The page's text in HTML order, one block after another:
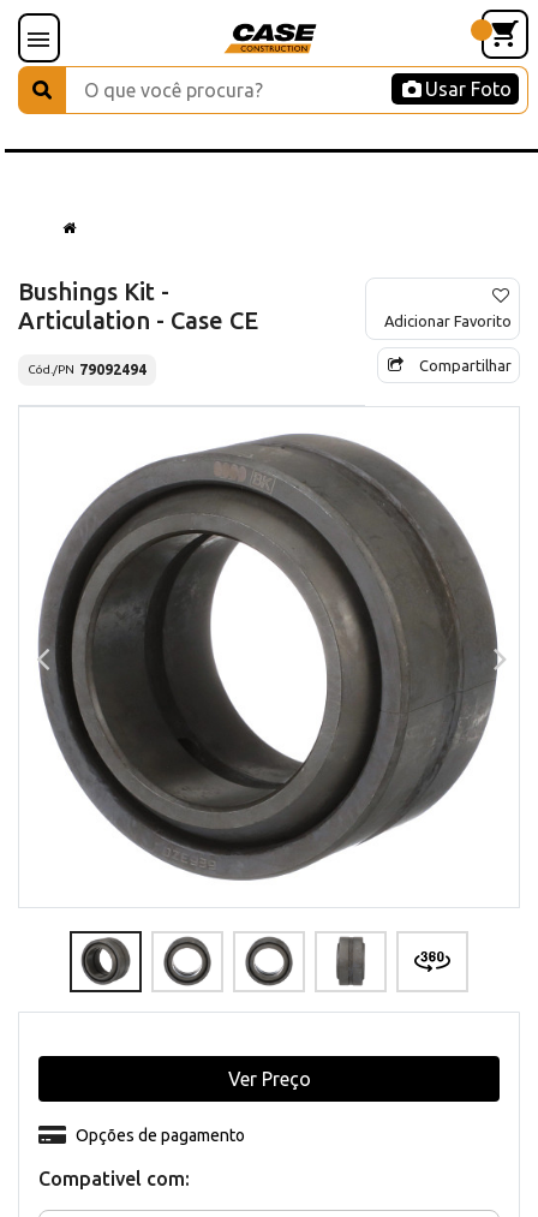
Usar Foto
Bushings Kit -
Articulation - Case CE
Cód./PN 79092494
Adicionar Favorito
Compartilhar
Compativel com:
Opções de pagamento
Ver Preço